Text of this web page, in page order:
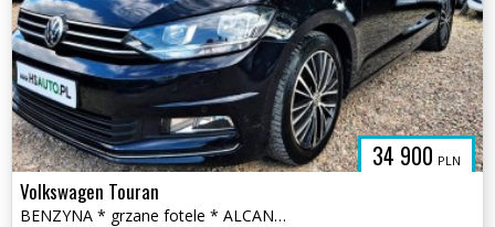
34 900 PLN
Volkswagen Touran
BENZYNA * grzane fotele * ALCANTARA * nawigacja * OKAZJA